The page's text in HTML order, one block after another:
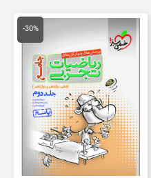
25,000 تومان
-30%
قیمت
100,000 تومان
بود.
قیمت
فعلی